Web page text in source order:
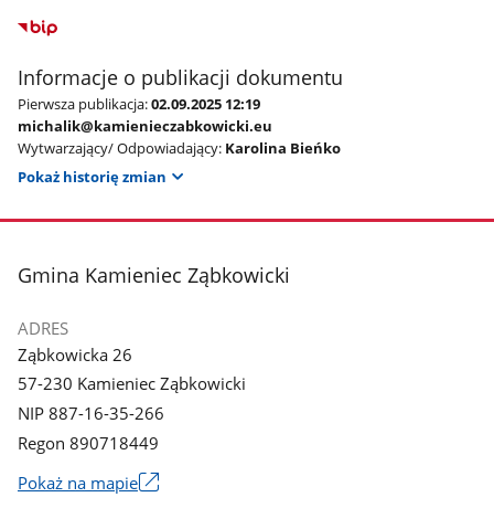
Informacje o publikacji dokumentu
Pierwsza publikacja:02.09.2025 12:19
michalik@kamienieczabkowicki.eu
Wytwarzający/ Odpowiadający: Karolina Bieńko
Pokaż historię zmian
stopka
Gmina Kamieniec Ząbkowicki
ADRES
Ząbkowicka 26
57-230 Kamieniec Ząbkowicki
NIP 887-16-35-266
Regon 890718449
Pokaż na mapieLink